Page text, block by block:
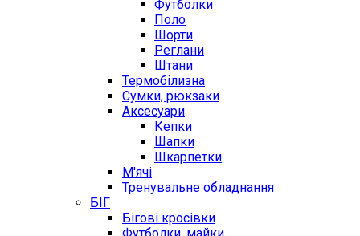
Футболки
Поло
Шорти
Реглани
Штани
Термобілизна
Сумки, рюкзаки
Аксесуари
Кепки
Шапки
Шкарпетки
М'ячі
Тренувальне обладнання
БІГ
Бігові кросівки